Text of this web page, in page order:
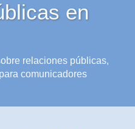
en
relaciones públicas,
comunicadores